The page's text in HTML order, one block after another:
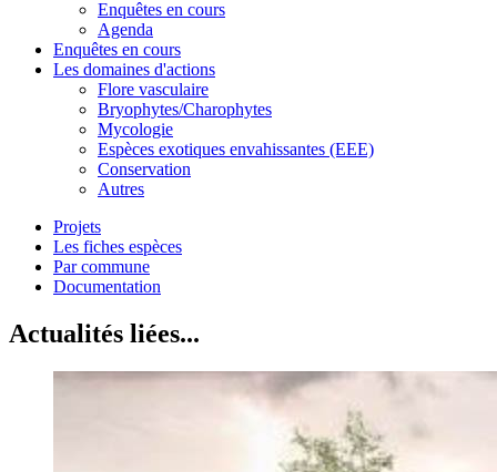
Enquêtes en cours
Agenda
Enquêtes en cours
Les domaines d'actions
Flore vasculaire
Bryophytes/Charophytes
Mycologie
Espèces exotiques envahissantes (EEE)
Conservation
Autres
Projets
Les fiches espèces
Par commune
Documentation
Actualités liées...